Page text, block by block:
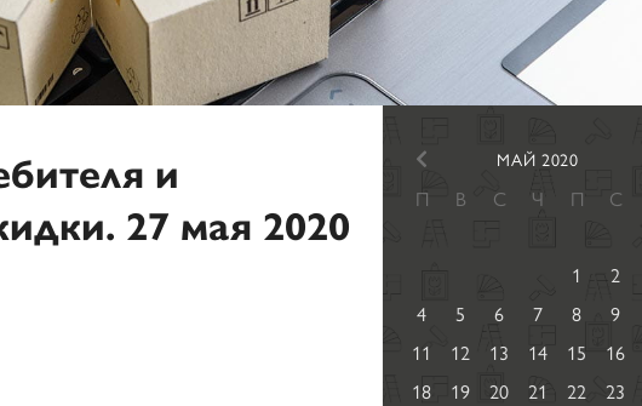
и
27 мая 2020
МАЙ 2020
П В С Ч П С
1 2
4
5 6 7 8 9
11
12 13 14 15 16
18
19 20 21 22 23